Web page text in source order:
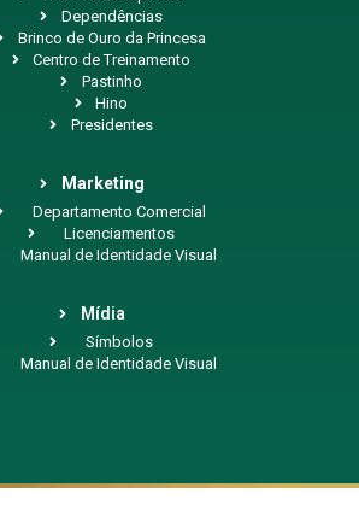
Dependências
Brinco de Ouro da Princesa
Centro de Treinamento
Pastinho
Hino
Presidentes
Marketing
Departamento Comercial
Licenciamentos
Manual de Identidade Visual
Mídia
Símbolos
Manual de Identidade Visual